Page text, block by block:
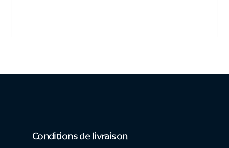
Conditions de livraison